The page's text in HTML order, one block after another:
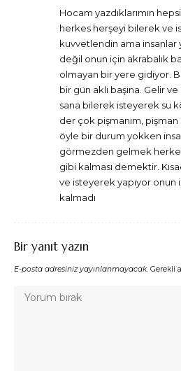
Hocam yazdıklarımın
herkes herşeyi bilerek ve
kuvvetlendin ama insanlar
değil onun için akrabalık
olmayan bir yere gidiyor.
bir gün aklı başına. Gelir
sana bilerek isteyerek su
der çok pişmanım,
öyle bir durum yokken
görmezden gelmek
gibi kalması demektir.
ve isteyerek yapıyor onun
kalmadı
Bir yanıt yazın
E-posta adresiniz yayınlanmayacak. Gerekli